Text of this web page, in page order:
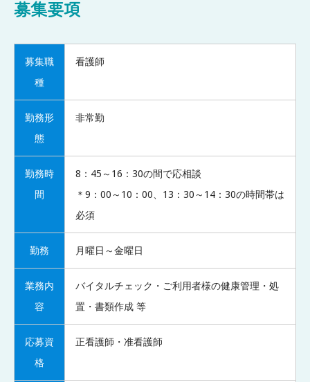
募集要項
募集職
種
看護師
勤務形
態
非常勤
勤務時
間
8：45～16：30の間で応相談
＊9：00～10：00、13：30～14：30の時間帯は
必須
勤務 月曜日～金曜日
業務内
容
バイタルチェック・ご利用者様の健康管理・処
置・書類作成 等
応募資
格
正看護師・准看護師